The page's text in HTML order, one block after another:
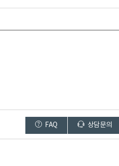
FAQ 상담문의